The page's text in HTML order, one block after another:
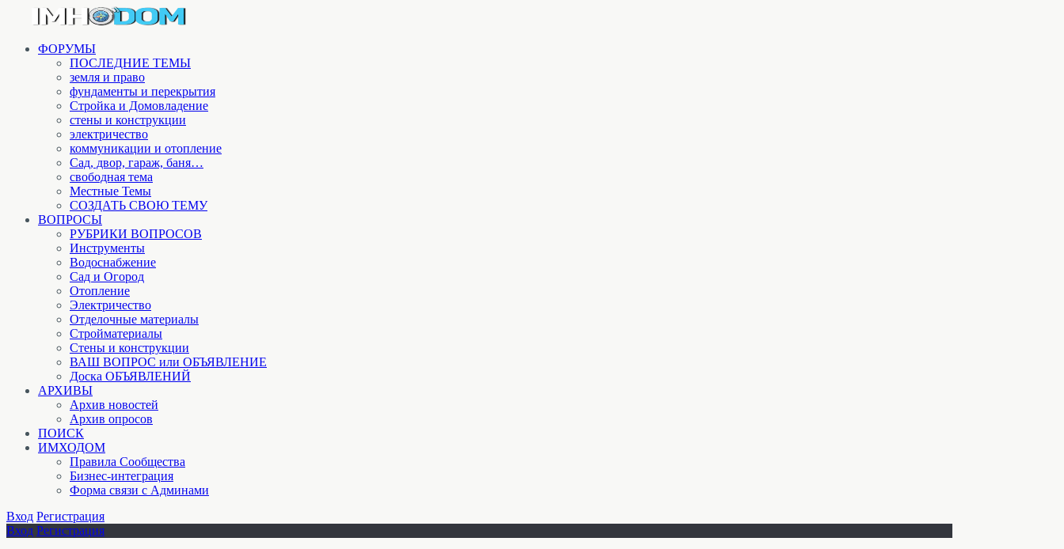
ФОРУМЫ
ПОСЛЕДНИЕ ТЕМЫ
земля и право
фундаменты и перекрытия
Стройка и Домовладение
стены и конструкции
электричество
коммуникации и отопление
Cад, двор, гараж, баня…
свободная тема
Местные Темы
СОЗДАТЬ СВОЮ ТЕМУ
ВОПРОСЫ
РУБРИКИ ВОПРОСОВ
Инструменты
Водоснабжение
Сад и Огород
Отопление
Электричество
Отделочные материалы
Стройматериалы
Стены и конструкции
ВАШ ВОПРОС или ОБЪЯВЛЕНИЕ
Доска ОБЪЯВЛЕНИЙ
АРХИВЫ
Архив новостей
Архив опросов
ПОИСК
ИМХОДОМ
Правила Сообщества
Бизнес-интеграция
Форма связи с Админами
Вход Регистрация
Вход Регистрация